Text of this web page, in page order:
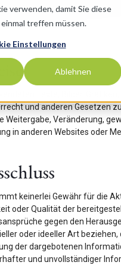
verwenden, damit Sie diese
treffen müssen.
Einstellungen
Ablehnen
Texte, Bilder,
und anderen Gesetzen
Weitergabe, Veränderung,
in anderen Websites oder
keinerlei Gewähr für die
oder Qualität der
gegen den
oder ideeller Art beziehen,
der dargebotenen
und unvollständiger